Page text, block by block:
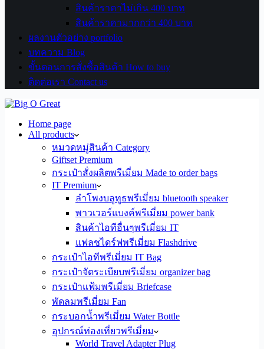
สินค้าราคาไม่เกิน 400 บาท
สินค้าราคามากกว่า 400 บาท
ผลงานตัวอย่าง portfolio
บทความ Blog
ขั้นตอนการสั่งซื้อสินค้า How to buy
ติดต่อเรา Contact us
Home page
All products
หมวดหมู่สินค้า Category
Giftset Premium
กระเป๋าสั่งผลิตพรีเมี่ยม Made to order bags
IT Premium
ลำโพงบลูทูธพรีเมี่ยม bluetooth speaker
พาวเวอร์แบงค์พรีเมี่ยม power bank
สินค้าไอทีอื่นๆพรีเมี่ยม IT
แฟลชไดร์ฟพรีเมี่ยม Flashdrive
กระเป๋าไอทีพรีเมี่ยม IT Bag
กระเป๋าจัดระเบียบพรีเมี่ยม organizer bag
กระเป๋าแฟ้มพรีเมี่ยม Briefcase
พัดลมพรีเมี่ยม Fan
กระบอกน้ำพรีเมี่ยม Water Bottle
อุปกรณ์ท่องเที่ยวพรีเมี่ยม
World Travel Adapter Plug